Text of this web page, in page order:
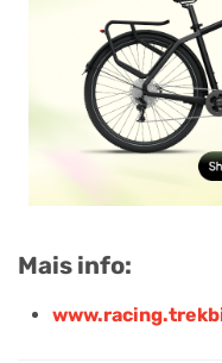
Mais info: